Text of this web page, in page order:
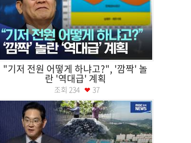
"기저 전원 어떻게 하냐고?", '깜짝' 놀
란 '역대급' 계획
조회 234 37